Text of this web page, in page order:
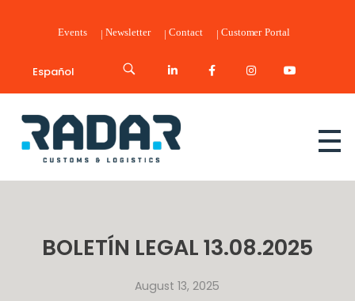
Events Newsletter Contact Customer Portal
Español
Radar Customs & Logistics
BOLETÍN LEGAL 13.08.2025
August 13, 2025